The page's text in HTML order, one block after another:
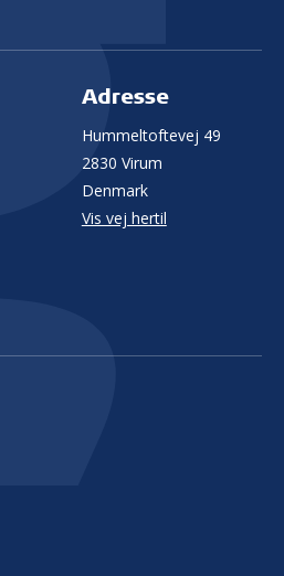
Adresse
Hummeltoftevej 49
2830 Virum
Denmark
Vis vej hertil